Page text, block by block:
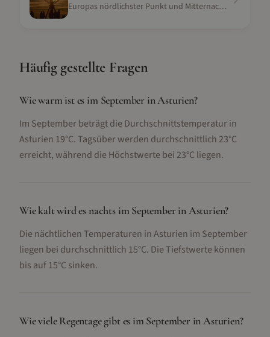
Europas nördlichster Punkt und Mitternachtssonne
Häufig gestellte Fragen
Wie warm ist es im September in Asturien?
Im September beträgt die Durchschnittstemperatur in
Asturien 19°C. Tagsüber werden durchschnittlich 23°C
erreicht, während die Höchstwerte bei 23°C liegen.
Wie kalt wird es nachts im September in Asturien?
Die nächtlichen Temperaturen in Asturien im September
liegen bei durchschnittlich 15°C. Die Tiefstwerte können
bis auf 15°C sinken.
Wie viele Regentage gibt es im September in Asturien?